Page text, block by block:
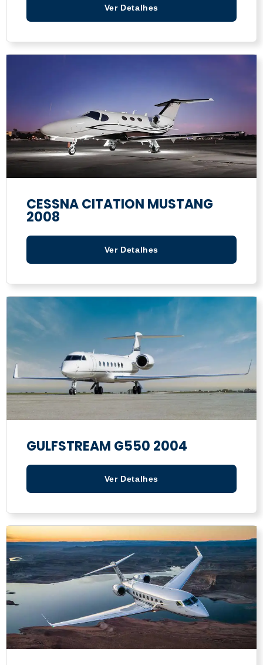
Ver Detalhes
CESSNA CITATION MUSTANG
2008
Ver Detalhes
GULFSTREAM G550 2004
Ver Detalhes